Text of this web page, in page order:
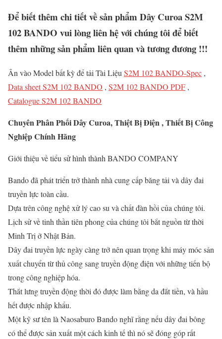
Để biết thêm chi tiết về sản phẩm Dây Curoa S2M
102 BANDO vui lòng liên hệ với chúng tôi để biết
thêm những sản phẩm liên quan và tương đương !!!
Ân vào Model bất kỳ để tải Tài Liệu S2M 102 BANDO-Spec ,
Data sheet S2M 102 BANDO , S2M 102 BANDO PDF ,
Catalogue S2M 102 BANDO
Chuyên Phân Phối Dây Curoa, Thiệt Bị Điện , Thiết Bị Công
Nghiệp Chính Hãng
Giới thiệu về tiểu sử hình thành BANDO COMPANY
Bando đã phát triển trở thành nhà cung cấp băng tải và dây đai
truyền lực toàn cầu.
Dựa trên công nghệ xử lý cao su và chất đàn hồi của chúng tôi.
Lịch sử về tinh thần tiên phong của chúng tôi bắt nguồn từ thời
Minh Trị ở Nhật Bản.
Dây đai truyền lực ngày càng trở nên quan trọng khi máy móc sản
xuất chuyển từ thủ công sang truyền động điện với những tiến bộ
trong công nghiệp hóa.
Thắt lưng truyền động thời đó được làm bằng da đắt tiền, và hầu
hết được nhập khẩu.
Một kỹ sư tên là Naosaburo Bando nghĩ rằng nếu dây đai bông
có thể được sản xuất một cách kinh tế thì nó sẽ đóng góp rất